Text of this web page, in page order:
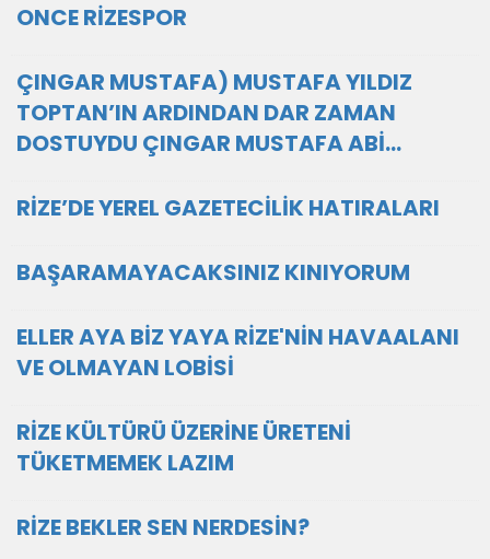
ONCE RİZESPOR
ÇINGAR MUSTAFA) MUSTAFA YILDIZ
TOPTAN’IN ARDINDAN DAR ZAMAN
DOSTUYDU ÇINGAR MUSTAFA ABİ…
RİZE’DE YEREL GAZETECİLİK HATIRALARI
BAŞARAMAYACAKSINIZ KINIYORUM
ELLER AYA BİZ YAYA RİZE'NİN HAVAALANI
VE OLMAYAN LOBİSİ
RİZE KÜLTÜRÜ ÜZERİNE ÜRETENİ
TÜKETMEMEK LAZIM
RİZE BEKLER SEN NERDESİN?